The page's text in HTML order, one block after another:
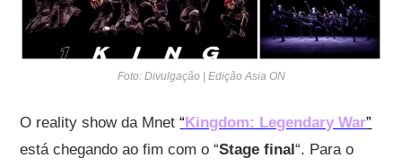
Foto: Divulgação | Edição Asia ON
O reality show da Mnet“ Kingdom: Legendary War”
está chegando ao fim com o “Stage final“. Para o